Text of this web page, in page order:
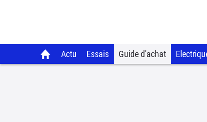
Actu Essais Guide d'achat